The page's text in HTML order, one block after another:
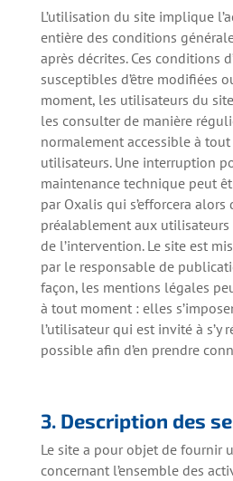
L’utilisation du site implique
entière des conditions
après décrites. Ces conditions
susceptibles d’être modifiées
moment, les utilisateurs du
les consulter de manière
normalement accessible à
utilisateurs. Une interruption
maintenance technique peut
par Oxalis qui s’efforcera
préalablement aux utilisateurs
de l’intervention. Le site est
par le responsable de
façon, les mentions légales
à tout moment : elles
l’utilisateur qui est invité à s’y
possible afin d’en prendre
3. Description des
Le site a pour objet de fournir
concernant l’ensemble des